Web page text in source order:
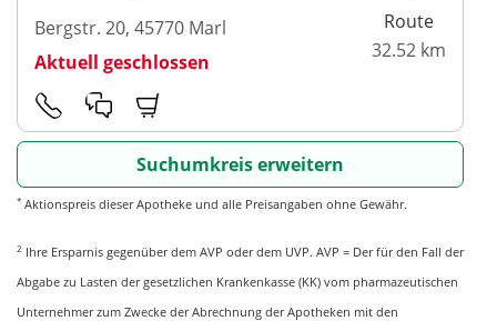
Bergstr. 20, 45770 Marl
Aktuell geschlossen
Route
32.52 km
Suchumkreis erweitern
* Aktionspreis dieser Apotheke und alle Preisangaben ohne Gewähr.
2 Ihre Ersparnis gegenüber dem AVP oder dem UVP. AVP = Der für den Fall der
Abgabe zu Lasten der gesetzlichen Krankenkasse (KK) vom pharmazeutischen
Unternehmer zum Zwecke der Abrechnung der Apotheken mit den